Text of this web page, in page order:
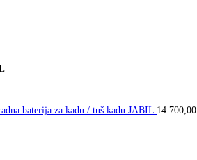
baterija za kadu / tuš kadu JABIL 14.700,00